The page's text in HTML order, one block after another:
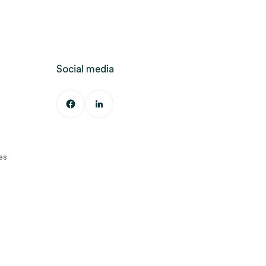
Social media